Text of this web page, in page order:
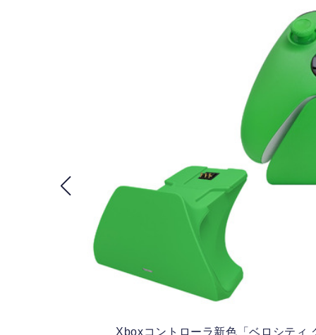
Xboxコントローラ新色「ベロシティ